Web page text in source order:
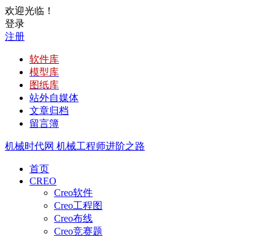
欢迎光临！
登录
注册
软件库
模型库
图纸库
站外自媒体
文章归档
留言簿
机械时代网 机械工程师进阶之路
首页
CREO
Creo软件
Creo工程图
Creo布线
Creo竞赛题